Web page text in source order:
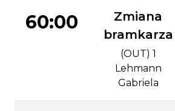
60:00
Zmiana
bramkarza
(OUT) 1
Lehmann
Gabriela